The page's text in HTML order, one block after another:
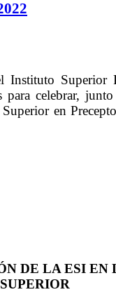
Instituto Superior
para celebrar,
en
DE LA ESI EN